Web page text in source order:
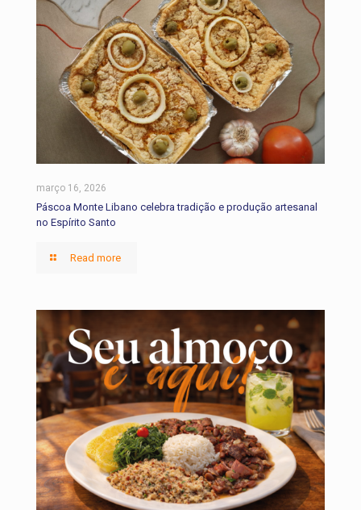
março 16, 2026
Páscoa Monte Libano celebra tradição e produção artesanal
no Espírito Santo
Read more